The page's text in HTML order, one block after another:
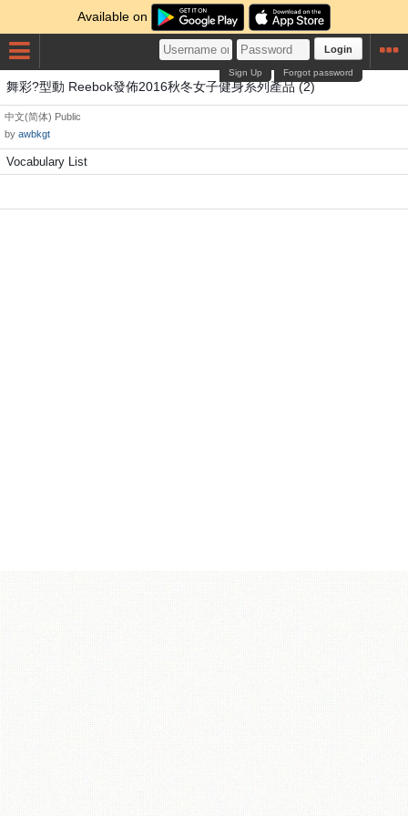
Available on
Login
Forgot password
Sign Up
舞彩?型動 Reebok發佈2016秋冬女子健身系列產品 (2)
中文(简体) Public
by awbkgt
Vocabulary List